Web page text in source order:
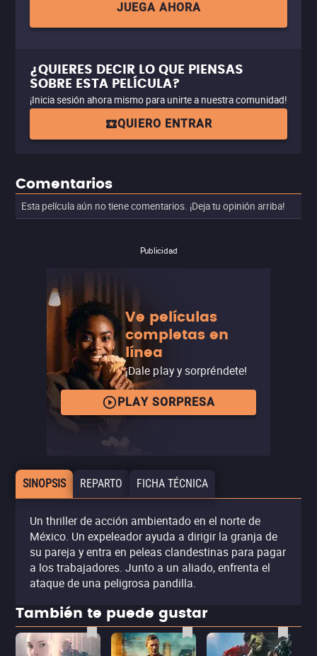
JUEGA AHORA
¿QUIERES DECIR LO QUE PIENSAS
SOBRE ESTA PELÍCULA?
¡Inicia sesión ahora mismo para unirte a nuestra comunidad!
QUIERO ENTRAR
Comentarios
Esta película aún no tiene comentarios. ¡Deja tu opinión arriba!
Publicidad
Ve películas
completas en
línea
¡Dale play y sorpréndete!
PLAY SORPRESA
SINOPSIS REPARTO FICHA TÉCNICA
Un thriller de acción ambientado en el norte de
México. Un expeleador ayuda a dirigir la granja de
su pareja y entra en peleas clandestinas para pagar
a los trabajadores. Junto a un aliado, enfrenta el
ataque de una peligrosa pandilla.
También te puede gustar